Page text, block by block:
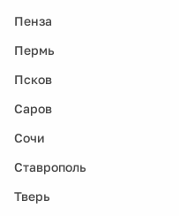
Пенза
Пермь
Псков
Саров
Сочи
Ставрополь
Тверь